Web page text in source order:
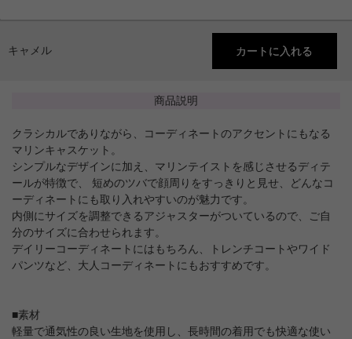
キャメル
商品説明
クラシカルでありながら、コーディネートのアクセントにもなる
マリンキャスケット。
シンプルなデザインに加え、マリンテイストを感じさせるディテ
ールが特徴で、 短めのツバで顔周りをすっきりと見せ、どんなコ
ーディネートにも取り入れやすいのが魅力です。
内側にサイズを調整できるアジャスターがついているので、ご自
分のサイズに合わせられます。
デイリーコーディネートにはもちろん、トレンチコートやワイド
パンツなど、大人コーディネートにもおすすめです。
■素材
軽量で通気性の良い生地を使用し、長時間の着用でも快適な使い